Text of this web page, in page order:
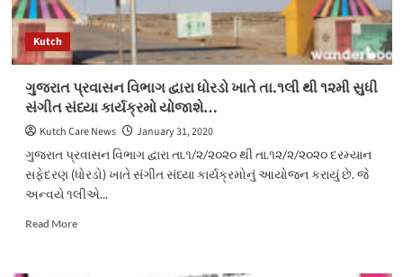
Kutch
ગુજરાત પ્રવાસન વિભાગ દ્વારા ધોરડો ખાતે તા.૧લી થી ૧૨મી સુધી
સંગીત સંધ્યા કાર્યક્રમો યોજાશે…
Kutch Care News
January 31, 2020
ગુજરાત પ્રવાસન વિભાગ દ્વારા તા.૧/૨/૨૦૨૦ થી તા.૧૨/૨/૨૦૨૦ દરમ્યાન
સફેદરણ (ધોરડો) ખાતે સંગીત સંધ્યા કાર્યક્રમોનું આયોજન કરાયું છે. જે
અન્વયે ૧લીએ...
Read MoreRead